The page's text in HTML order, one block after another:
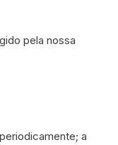
pela nossa
a